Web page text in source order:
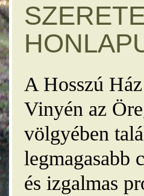
A Hosszú
Vinyén az
völgyében
legmagasabb
és izgalmas